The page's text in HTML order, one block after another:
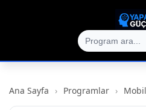
Ana Sayfa › Programlar ›